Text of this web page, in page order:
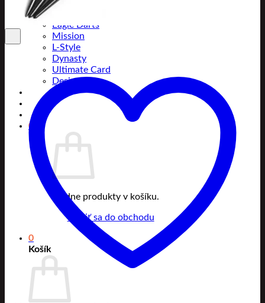
Pentathlon
Eagle Darts
Mission
L-Style
Dynasty
Ultimate Card
Designa
0
Žiadne produkty v košíku.
Vrátiť sa do obchodu
0
Košík